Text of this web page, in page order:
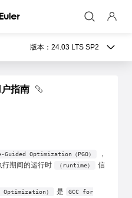
版本： 24.03 LTS SP2
指南
Optimization（PGO）
，
行期间的运行时
（runtime）
信
Optimization） 是
GCC for